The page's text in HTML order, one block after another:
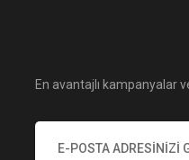
En avantajlı kampanyalar